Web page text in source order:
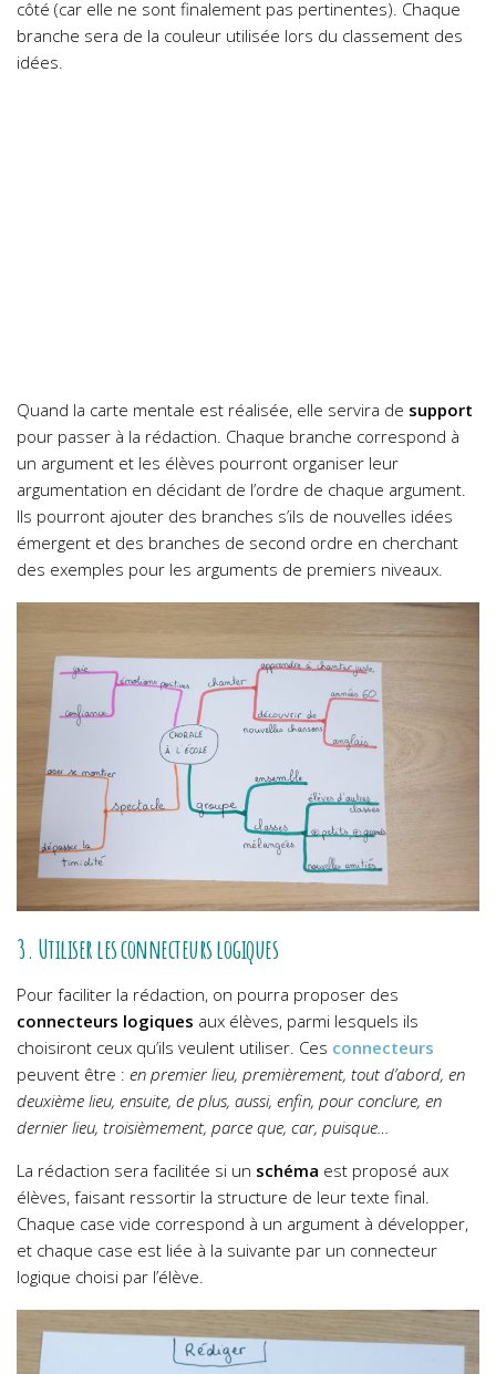
côté (car elle ne sont finalement pas pertinentes). Chaque
branche sera de la couleur utilisée lors du classement des
idées.
Quand la carte mentale est réalisée, elle servira de support
pour passer à la rédaction. Chaque branche correspond à
un argument et les élèves pourront organiser leur
argumentation en décidant de l’ordre de chaque argument.
Ils pourront ajouter des branches s’ils de nouvelles idées
émergent et des branches de second ordre en cherchant
des exemples pour les arguments de premiers niveaux.
3. Utiliser les connecteurs logiques
Pour faciliter la rédaction, on pourra proposer des
connecteurs logiques aux élèves, parmi lesquels ils
choisiront ceux qu’ils veulent utiliser. Ces connecteurs
peuvent être : en premier lieu, premièrement, tout d’abord, en
deuxième lieu, ensuite, de plus, aussi, enfin, pour conclure, en
dernier lieu, troisièmement, parce que, car, puisque…
La rédaction sera facilitée si un schéma est proposé aux
élèves, faisant ressortir la structure de leur texte final.
Chaque case vide correspond à un argument à développer,
et chaque case est liée à la suivante par un connecteur
logique choisi par l’élève.